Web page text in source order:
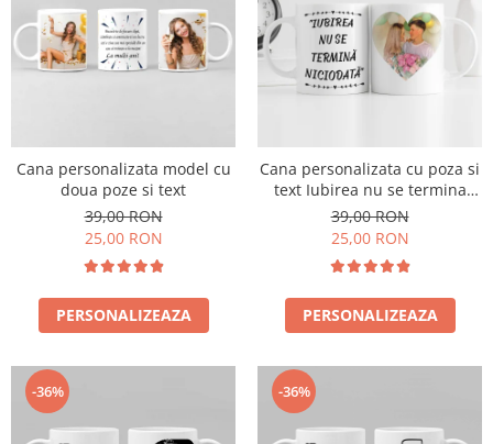
Cana personalizata model cu
doua poze si text
39,00 RON
25,00 RON
PERSONALIZEAZA
Cana personalizata cu poza si
text Iubirea nu se termina
niciodata
39,00 RON
25,00 RON
PERSONALIZEAZA
-36% -36%